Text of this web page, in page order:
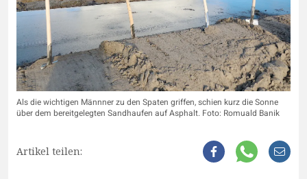
Als die wichtigen Männner zu den Spaten griffen, schien kurz die Sonne
über dem bereitgelegten Sandhaufen auf Asphalt. Foto: Romuald Banik
Artikel teilen: